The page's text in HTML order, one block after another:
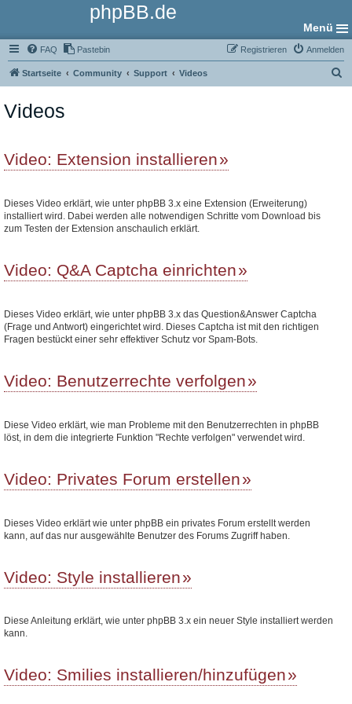
phpBB.de
Menü
FAQ Pastebin Anmelden
Registrieren
Startseite Community Support Videos
Videos
Video: Extension installieren
Dieses Video erklärt, wie unter phpBB 3.x eine Extension (Erweiterung)
installiert wird. Dabei werden alle notwendigen Schritte vom Download bis
zum Testen der Extension anschaulich erklärt.
Video: Q&A Captcha einrichten
Dieses Video erklärt, wie unter phpBB 3.x das Question&Answer Captcha
(Frage und Antwort) eingerichtet wird. Dieses Captcha ist mit den richtigen
Fragen bestückt einer sehr effektiver Schutz vor Spam-Bots.
Video: Benutzerrechte verfolgen
Diese Video erklärt, wie man Probleme mit den Benutzerrechten in phpBB
löst, in dem die integrierte Funktion "Rechte verfolgen" verwendet wird.
Video: Privates Forum erstellen
Dieses Video erklärt wie unter phpBB ein privates Forum erstellt werden
kann, auf das nur ausgewählte Benutzer des Forums Zugriff haben.
Video: Style installieren
Diese Anleitung erklärt, wie unter phpBB 3.x ein neuer Style installiert werden
kann.
Video: Smilies installieren/hinzufügen